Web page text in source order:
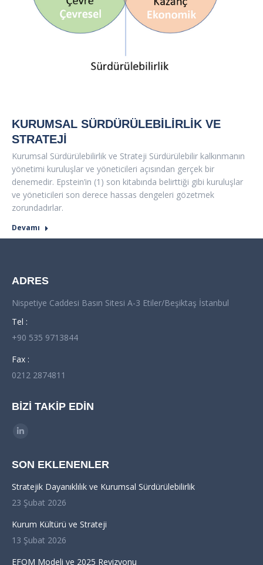
KURUMSAL SÜRDÜRÜLEBILIRLIK VE
STRATEJI
Kurumsal Sürdürülebilirlik ve Strateji Sürdürülebilir kalkınmanın
yönetimi kuruluşlar ve yöneticileri açısından gerçek bir
denemedir. Epstein’in (1) son kitabında belirttiği gibi kuruluşlar
ve yöneticileri son derece hassas dengeleri gözetmek
zorundadırlar.
Devamı
ADRES
Nispetiye Caddesi Basın Sitesi A-3 Etiler/Beşiktaş İstanbul
Tel :
+90 535 9713844
Fax :
0212 2874811
BIZI TAKIP EDIN
Find us on:
Linkedin
opens
in
new
SON EKLENENLER
Stratejik Dayanıklılık ve Kurumsal Sürdürülebilirlik
23 Şubat 2026
Kurum Kültürü ve Strateji
13 Şubat 2026
EFQM Modeli ve 2025 Revizyonu